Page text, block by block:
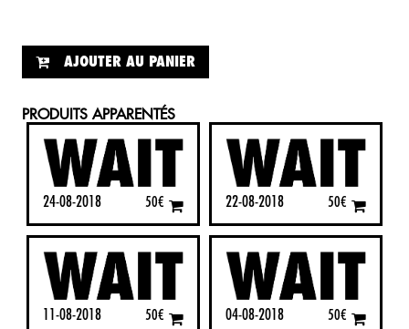
AJOUTER AU PANIER
PRODUITS APPARENTÉS
24-08-2018 50€ 22-08-2018 50€
11-08-2018 50€ 04-08-2018 50€